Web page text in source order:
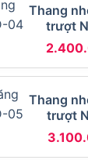
Thang
trượt
Thang
trượt